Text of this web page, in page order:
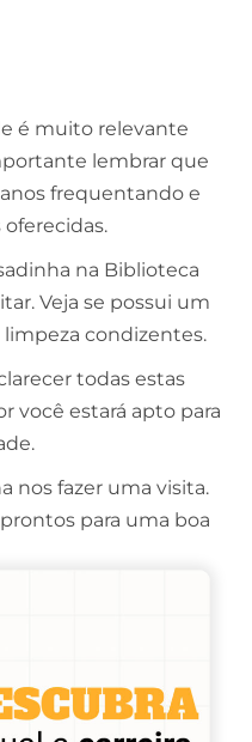
é muito relevante
lembrar que
frequentando e
na Biblioteca
Veja se possui um
limpeza condizentes.
todas estas
você estará apto para
nos fazer uma visita.
para uma boa